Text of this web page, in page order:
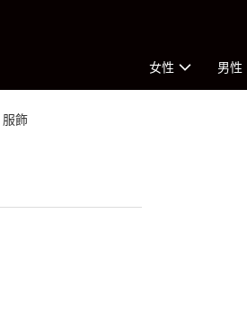
女性 男性
服飾